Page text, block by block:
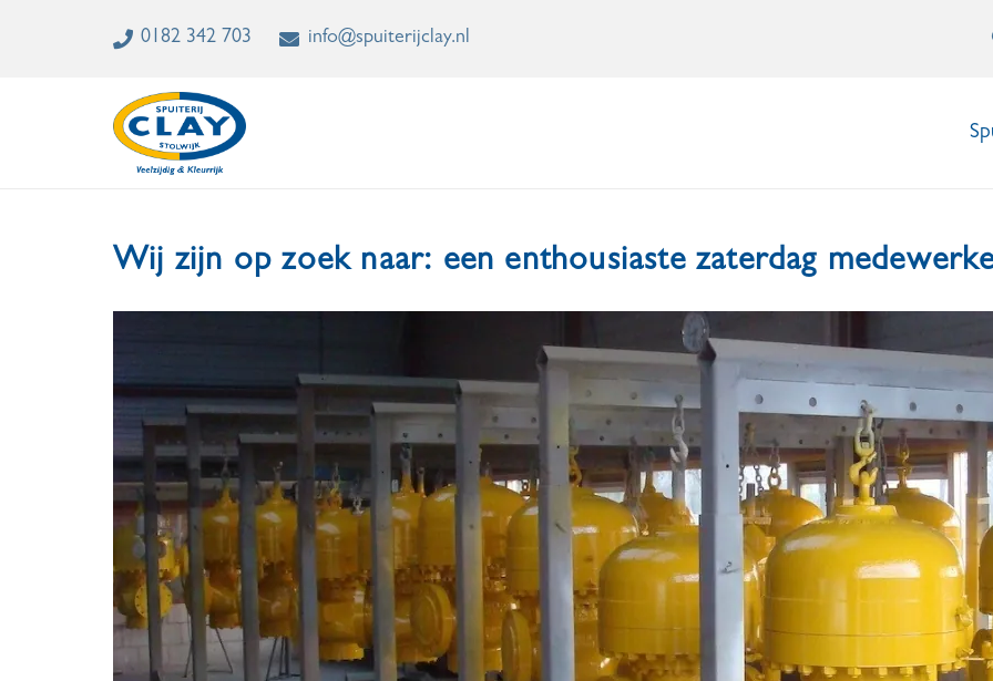
0182 342 703 info@spuiterijclay.nl
Wij zijn op zoek naar: een enthousiaste zaterdag